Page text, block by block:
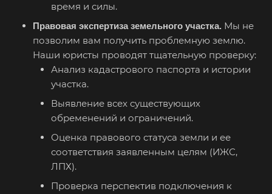
время и силы.
Правовая экспертиза земельного участка. Мы не
позволим вам получить проблемную землю.
Наши юристы проводят тщательную проверку:
Анализ кадастрового паспорта и истории
участка.
Выявление всех существующих
обременений и ограничений.
Оценка правового статуса земли и ее
соответствия заявленным целям (ИЖС,
ЛПХ).
Проверка перспектив подключения к